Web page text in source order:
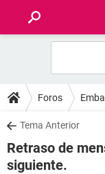
FOROS
SALUD
FAMILIA
Foros
Tema Anterior
Retraso de
siguiente.